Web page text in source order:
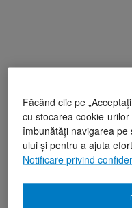
Făcând clic pe
cu stocarea cookie-
îmbunătăți navigarea pe
ului și pentru a ajuta
Notificare privind